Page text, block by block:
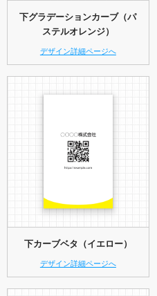
下グラデーションカーブ（パ
ステルオレンジ）
デザイン詳細ページへ
下カーブベタ（イエロー）
デザイン詳細ページへ